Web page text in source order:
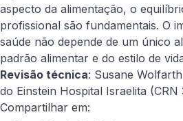
aspecto da alimentação, o
profissional são fundamentais. O
saúde não depende de um único
padrão alimentar e do estilo de
Revisão técnica: Susane
do Einstein Hospital Israelita (CRN
Compartilhar em: